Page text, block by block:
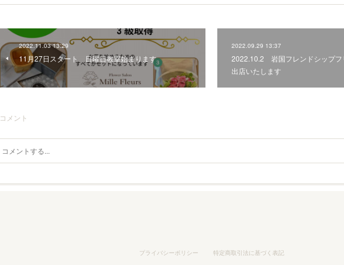
2022.11.03 13:29
11月27日スタート 日曜日教室始まります
2022.09.29 13:37
2022.10.2 岩国フレンドシップフ
出店いたします
コメント
プライバシーポリシー 特定商取引法に基づく表記